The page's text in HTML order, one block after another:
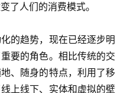
了人们的消费模式。
趋势，现在已经逐步明
要的角色。相比传统的交
、随身的特点，利用了移
上线下、实体和虚拟的壁